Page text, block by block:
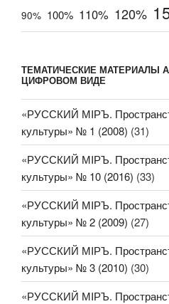
90% 100% 110% 120%
ТЕМАТИЧЕСКИЕ МАТЕРИАЛЫ
ЦИФРОВОМ ВИДЕ
«РУССКИЙ МIРЪ.
культуры» № 1 (2008) (31)
«РУССКИЙ МIРЪ.
культуры» № 10 (2016) (33)
«РУССКИЙ МIРЪ.
культуры» № 2 (2009) (27)
«РУССКИЙ МIРЪ.
культуры» № 3 (2010) (30)
«РУССКИЙ МIРЪ.